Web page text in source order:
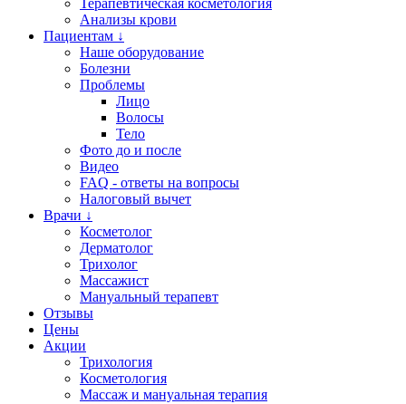
Терапевтическая косметология
Анализы крови
Пациентам ↓
Наше оборудование
Болезни
Проблемы
Лицо
Волосы
Тело
Фото до и после
Видео
FAQ - ответы на вопросы
Налоговый вычет
Врачи ↓
Косметолог
Дерматолог
Трихолог
Массажист
Мануальный терапевт
Отзывы
Цены
Акции
Трихология
Косметология
Массаж и мануальная терапия